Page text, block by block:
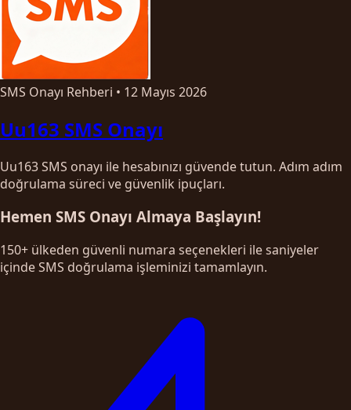
SMS Onayı Rehberi • 12 Mayıs 2026
Uu163 SMS Onayı
Uu163 SMS onayı ile hesabınızı güvende tutun. Adım adım
doğrulama süreci ve güvenlik ipuçları.
Hemen SMS Onayı Almaya Başlayın!
150+ ülkeden güvenli numara seçenekleri ile saniyeler
içinde SMS doğrulama işleminizi tamamlayın.